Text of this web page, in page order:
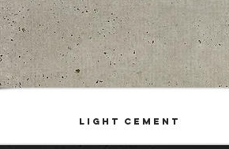
LIGHt cement